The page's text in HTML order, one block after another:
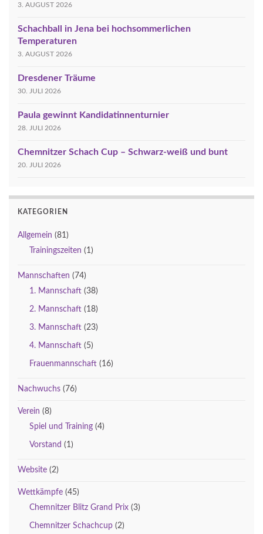
3. AUGUST 2026
Schachball in Jena bei hochsommerlichen
Temperaturen
3. AUGUST 2026
Dresdener Träume
30. JULI 2026
Paula gewinnt Kandidatinnenturnier
28. JULI 2026
Chemnitzer Schach Cup – Schwarz-weiß und bunt
20. JULI 2026
KATEGORIEN
Allgemein (81)
Trainingszeiten (1)
Mannschaften (74)
1. Mannschaft (38)
2. Mannschaft (18)
3. Mannschaft (23)
4. Mannschaft (5)
Frauenmannschaft (16)
Nachwuchs (76)
Verein (8)
Spiel und Training (4)
Vorstand (1)
Website (2)
Wettkämpfe (45)
Chemnitzer Blitz Grand Prix (3)
Chemnitzer Schachcup (2)